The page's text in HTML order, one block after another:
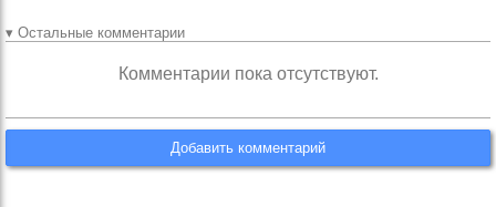
▾ Остальные комментарии
Комментарии пока отсутствуют.
Добавить комментарий